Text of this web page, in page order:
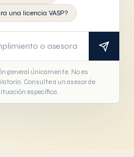
Visa de Oro de
hoy?
una licencia VASP?
general únicamente. No es
Consulte a un asesor de
específica.